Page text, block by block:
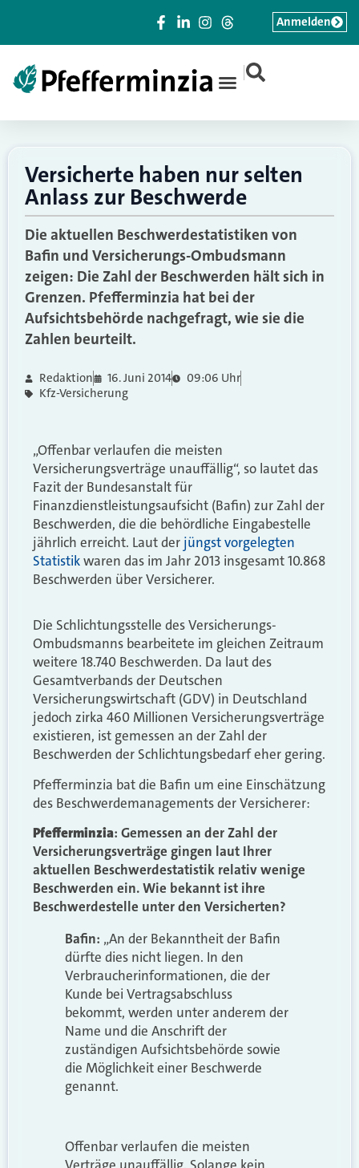
|
Anmelden
Versicherte haben nur selten
Anlass zur Beschwerde
Die aktuellen Beschwerdestatistiken von
Bafin und Versicherungs-Ombudsmann
zeigen: Die Zahl der Beschwerden hält sich in
Grenzen. Pfefferminzia hat bei der
Aufsichtsbehörde nachgefragt, wie sie die
Zahlen beurteilt.
Redaktion 16. Juni 2014
09:06 Uhr
Kfz-Versicherung
„Offenbar verlaufen die meisten
Versicherungsverträge unauffällig“, so lautet das
Fazit der Bundesanstalt für
Finanzdienstleistungsaufsicht (Bafin) zur Zahl der
Beschwerden, die die behördliche Eingabestelle
jährlich erreicht. Laut der jüngst vorgelegten
Statistikwaren das im Jahr 2013 insgesamt 10.868
Beschwerden über Versicherer.
Die Schlichtungsstelle des Versicherungs-
Ombudsmanns bearbeitete im gleichen Zeitraum
weitere 18.740 Beschwerden. Da laut des
Gesamtverbands der Deutschen
Versicherungswirtschaft (GDV) in Deutschland
jedoch zirka 460 Millionen Versicherungsverträge
existieren, ist gemessen an der Zahl der
Beschwerden der Schlichtungsbedarf eher gering.
Pfefferminzia bat die Bafin um eine Einschätzung
des Beschwerdemanagements der Versicherer:
Pfefferminzia: Gemessen an der Zahl der
Versicherungsverträge gingen laut Ihrer
aktuellen Beschwerdestatistik relativ wenige
Beschwerden ein. Wie bekannt ist ihre
Beschwerdestelle unter den Versicherten?
Bafin: „An der Bekanntheit der Bafin
dürfte dies nicht liegen. In den
Verbraucherinformationen, die der
Kunde bei Vertragsabschluss
bekommt, werden unter anderem der
Name und die Anschrift der
zuständigen Aufsichtsbehörde sowie
die Möglichkeit einer Beschwerde
genannt.
Offenbar verlaufen die meisten